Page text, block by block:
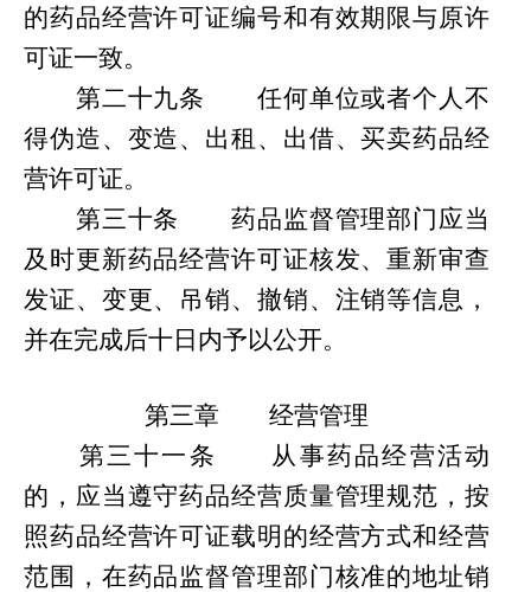
的药品经营许可证编号和有效期限与原许
可证一致。
第二十九条
任何单位或者个人不
得伪造、变造、出租、出借、买卖药品经
营许可证。
第三十条
药品监督管理部门应当
及时更新药品经营许可证核发、重新审查
发证、变更、吊销、撤销、注销等信息，
并在完成后十日内予以公开。
第三章
经营管理
第三十一条
从事药品经营活动
的，应当遵守药品经营质量管理规范，按
照药品经营许可证载明的经营方式和经营
范围，在药品监督管理部门核准的地址销